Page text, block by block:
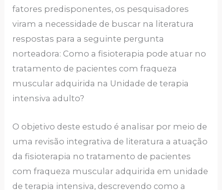
fatores predisponentes, os pesquisadores
viram a necessidade de buscar na literatura
respostas para a seguinte pergunta
norteadora: Como a fisioterapia pode atuar no
tratamento de pacientes com fraqueza
muscular adquirida na Unidade de terapia
intensiva adulto?
O objetivo deste estudo é analisar por meio de
uma revisão integrativa de literatura a atuação
da fisioterapia no tratamento de pacientes
com fraqueza muscular adquirida em unidade
de terapia intensiva, descrevendo como a